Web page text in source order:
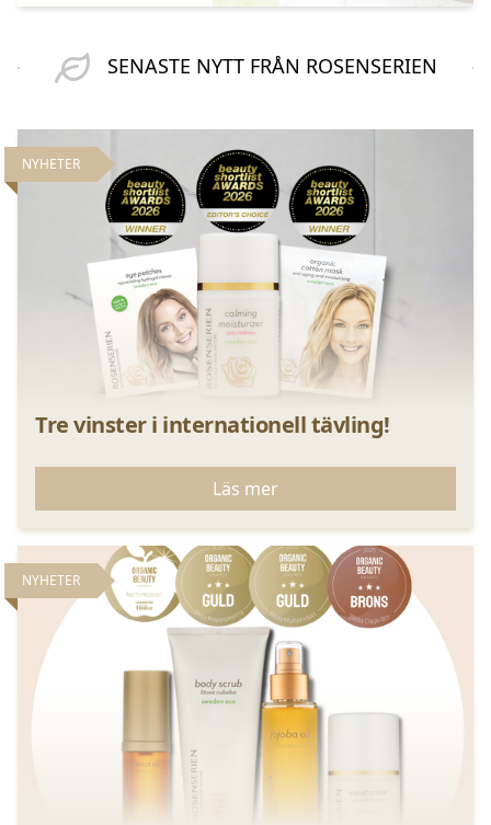
SENASTE NYTT FRÅN ROSENSERIEN
NYHETER
Tre vinster i internationell tävling!
Läs mer
NYHETER